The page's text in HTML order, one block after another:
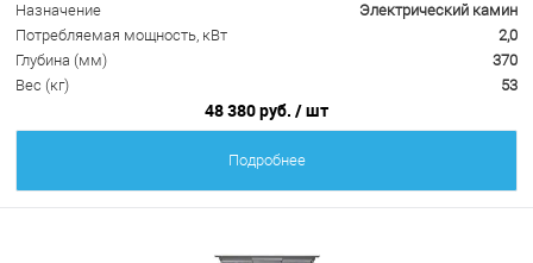
Назначение
Электрический камин
Потребляемая мощность, кВт
2,0
Глубина (мм)
370
Вес (кг)
53
48 380 руб. / шт
Подробнее